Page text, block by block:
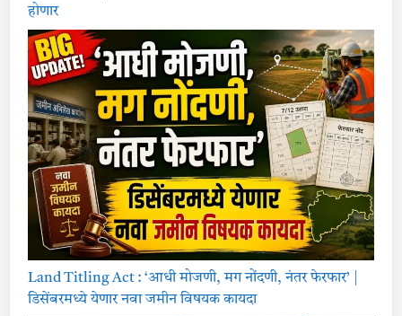
होणार
Land Titling Act : ‘आधी मोजणी, मग नोंदणी, नंतर फेरफार’ |
डिसेंबरमध्ये येणार नवा जमीन विषयक कायदा